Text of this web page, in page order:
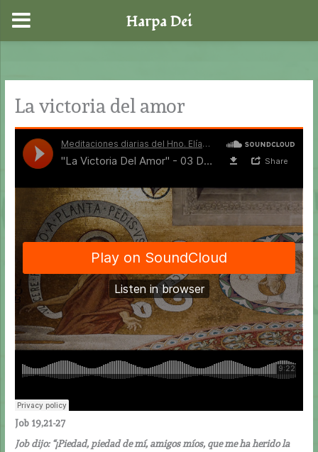
contenido
La victoria del amor
Job 19,21-27
Job dijo: “¡Piedad, piedad de mí, amigos míos, que me ha herido la
Harpa Dei